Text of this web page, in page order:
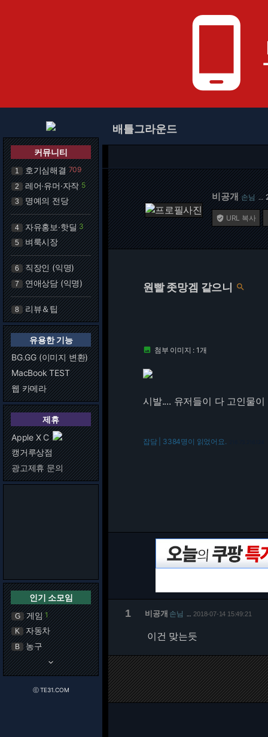
phone_android
커뮤니티
1 호기심해결 709
2 레어·유머·자작 5
3 명예의 전당
4 자유홍보·핫딜 3
5 벼룩시장
6 직장인 (익명)
7 연애상담 (익명)
8 리뷰＆팁
유용한 기능
BG.GG (이미지 변환)
MacBook TEST
웹 카메라
제휴
Apple X C
캥거루상점
광고제휴 문의
인기 소모임
G 게임 1
K 자동차
B 농구
keyboard_arrow_down
ⓒ TE31.COM
배틀그라운드
비공개 손님 …
 URL 복사
원빨 좃망겜 같으니 
 첨부 이미지 : 1개
시발.... 유저들이 다 고인물
잡담 | 3384명이 읽었어요.
1 비공개 손님 2018-07-14 15:49:21
이건 맞는듯